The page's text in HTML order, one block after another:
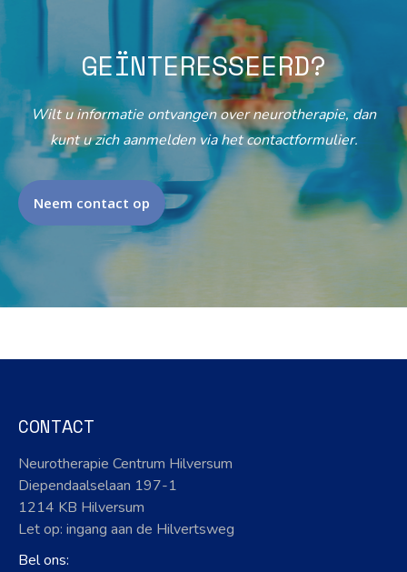
GEÏNTERESSEERD?
Wilt u informatie ontvangen over neurotherapie, dan
kunt u zich aanmelden via het contactformulier.
Neem contact op
CONTACT
Neurotherapie Centrum Hilversum
Diependaalselaan 197-1
1214 KB Hilversum
Let op: ingang aan de Hilvertsweg
Bel ons: